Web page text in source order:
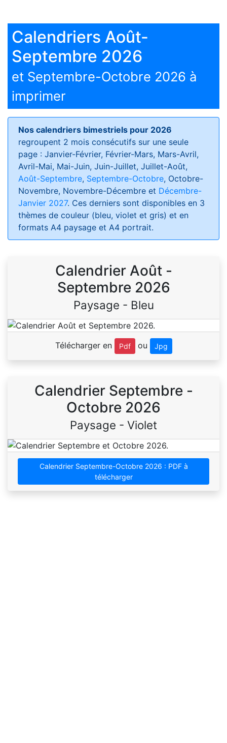
Calendriers Août-
Septembre 2026
et Septembre-Octobre 2026 à
imprimer
Nos calendriers bimestriels pour 2026
regroupent 2 mois consécutifs sur une seule
page : Janvier-Février, Février-Mars, Mars-Avril,
Avril-Mai, Mai-Juin, Juin-Juillet, Juillet-Août,
Août-Septembre, Septembre-Octobre, Octobre-
Novembre, Novembre-Décembre et Décembre-
Janvier 2027. Ces derniers sont disponibles en 3
thèmes de couleur (bleu, violet et gris) et en
formats A4 paysage et A4 portrait.
Calendrier Août -
Septembre 2026
Paysage - Bleu
Télécharger en Pdf ou Jpg
Calendrier Septembre -
Octobre 2026
Paysage - Violet
Calendrier Septembre-Octobre 2026 : PDF à
télécharger